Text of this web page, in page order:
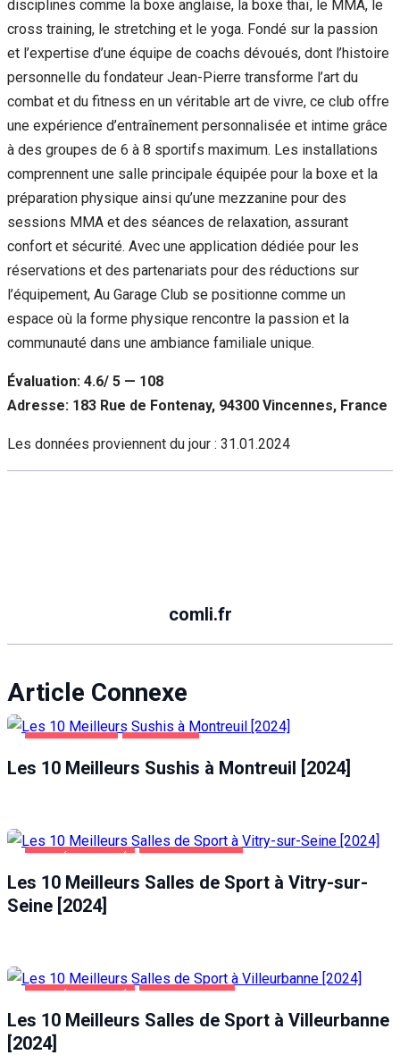
disciplines comme la boxe anglaise, la boxe thaï, le MMA, le
cross training, le stretching et le yoga. Fondé sur la passion
et l’expertise d’une équipe de coachs dévoués, dont l’histoire
personnelle du fondateur Jean-Pierre transforme l’art du
combat et du fitness en un véritable art de vivre, ce club offre
une expérience d’entraînement personnalisée et intime grâce
à des groupes de 6 à 8 sportifs maximum. Les installations
comprennent une salle principale équipée pour la boxe et la
préparation physique ainsi qu’une mezzanine pour des
sessions MMA et des séances de relaxation, assurant
confort et sécurité. Avec une application dédiée pour les
réservations et des partenariats pour des réductions sur
l’équipement, Au Garage Club se positionne comme un
espace où la forme physique rencontre la passion et la
communauté dans une ambiance familiale unique.
Évaluation: 4.6/ 5 — 108
Adresse: 183 Rue de Fontenay, 94300 Vincennes, France
Les données proviennent du jour : 31.01.2024
comli.fr
Article Connexe
Les 10 Meilleurs Sushis à Montreuil [2024]
Les 10 Meilleurs Salles de Sport à Vitry-sur-
Seine [2024]
Les 10 Meilleurs Salles de Sport à Villeurbanne
[2024]